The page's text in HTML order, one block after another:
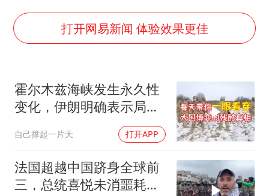
百花奖开幕式
夯实基础开新局
打开网易新闻 体验效果更佳
霍尔木兹海峡发生永久性
变化，伊朗明确表示局势
自己撑起一片天 打开APP
法国超越中国跻身全球前
三，总统喜悦未消噩耗降